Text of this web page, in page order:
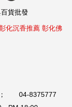
貨批發
化沉香推薦 彰化佛
； 04-8375777